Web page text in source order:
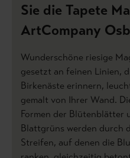
Sie die Tapete
ArtCompany
Wunderschöne riesige
gesetzt an feinen Linien,
Birkenäste erinnern,
gemalt von Ihrer Wand.
Formen der Blütenblätter
Blattgrüns werden durch
Streifen, auf denen die